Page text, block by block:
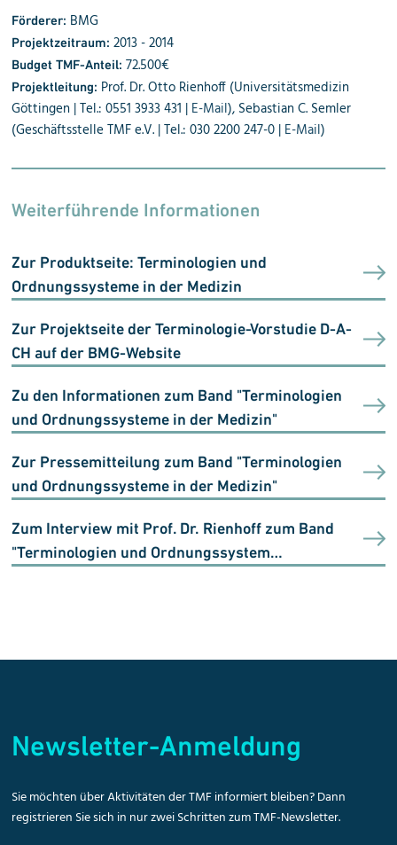
Förderer: BMG
Projektzeitraum:2013 - 2014
Budget TMF-Anteil:72.500€
Projektleitung: Prof. Dr. Otto Rienhoff (Universitätsmedizin
Göttingen | Tel.: 0551 3933 431 | E-Mail), Sebastian C. Semler
(Geschäftsstelle TMF e.V. | Tel.: 030 2200 247-0 | E-Mail)
Weiterführende Informationen
Zur Produktseite: Terminologien und
Ordnungssysteme in der Medizin
Zur Projektseite der Terminologie-Vorstudie D-A-
CH auf der BMG-Website
Zu den Informationen zum Band "Terminologien
und Ordnungssysteme in der Medizin"
Zur Pressemitteilung zum Band "Terminologien
und Ordnungssysteme in der Medizin"
Zum Interview mit Prof. Dr. Rienhoff zum Band
"Terminologien und Ordnungssystem…
Newsletter-Anmeldung
Sie möchten über Aktivitäten der TMF informiert bleiben? Dann
registrieren Sie sich in nur zwei Schritten zum TMF-Newsletter.